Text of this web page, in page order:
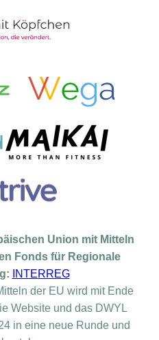
Union mit Mitteln
Fonds für Regionale
INTERREG
der EU wird mit Ende
Website und das DWYL
in eine neue Runde und